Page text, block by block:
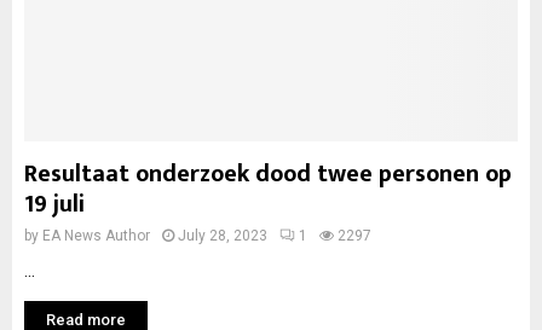
Resultaat onderzoek dood twee personen op
19 juli
by EA News Author July 28, 2023 1 2297
Read more